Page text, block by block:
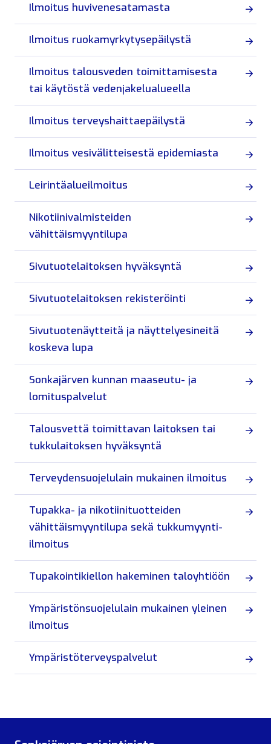
Ilmoitus huvivenesatamasta
Ilmoitus ruokamyrkytysepäilystä
Ilmoitus talousveden toimittamisesta
tai käytöstä vedenjakelualueella
Ilmoitus terveyshaittaepäilystä
Ilmoitus vesivälitteisestä epidemiasta
Leirintäalueilmoitus
Nikotiinivalmisteiden
vähittäismyyntilupa
Sivutuotelaitoksen hyväksyntä
Sivutuotelaitoksen rekisteröinti
Sivutuotenäytteitä ja näyttelyesineitä
koskeva lupa
Sonkajärven kunnan maaseutu- ja
lomituspalvelut
Talousvettä toimittavan laitoksen tai
tukkulaitoksen hyväksyntä
Terveydensuojelulain mukainen ilmoitus
Tupakka- ja nikotiinituotteiden
vähittäismyyntilupa sekä tukkumyynti-
ilmoitus
Tupakointikiellon hakeminen taloyhtiöön
Ympäristönsuojelulain mukainen yleinen
ilmoitus
Ympäristöterveyspalvelut